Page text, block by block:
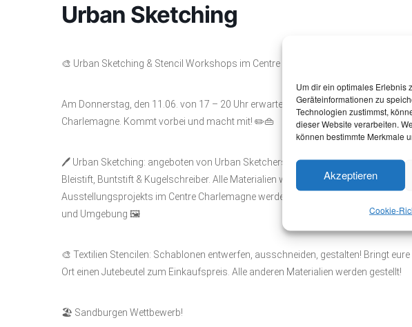
Um dir ein optimales Erlebnis
Geräteinformationen zu
Technologien zustimmst,
dieser Website verarbeiten.
können bestimmte Merkmale
Akzeptieren
Cookie-
Urban Sketching
🎨 Urban Sketching & Stencil Workshops im Centre Charlemagne!
Am Donnerstag, den 11.06. von 17 – 20 Uhr erwartet euch ein kreativer
Charlemagne. Kommt vorbei und macht mit! ✏️👜
🖊️ Urban Sketching: angeboten von Urban Sketchers Aachen Zeichnet die Welt
Bleistift, Buntstift & Kugelschreiber. Alle Materialien werden gestellt! Eure
Ausstellungsprojekts im Centre Charlemagne werden! Bis zum 09. August
und Umgebung 🖼️
🎨 Textilien Stencilen: Schablonen entwerfen, ausschneiden, gestalten! Bringt
Ort einen Jutebeutel zum Einkaufspreis. Alle anderen Materialien werden gestellt!
🏖️ Sandburgen Wettbewerb!